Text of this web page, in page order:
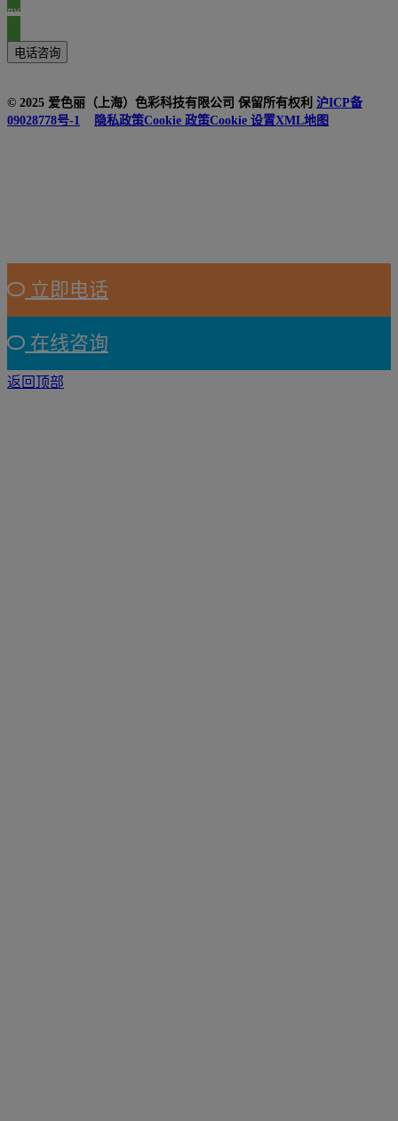
联系我们
电话咨询
© 2025 爱色丽（上海）色彩科技有限公司 保留所有权利 沪ICP备
09028778号-1
隐私政策Cookie 政策Cookie 设置XML地图
立即电话
在线咨询
返回顶部